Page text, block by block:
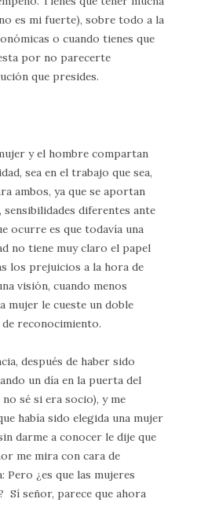
es mi fuerte), sobre todo a la
o cuando tienes que
por no parecerte
que presides.
y el hombre compartan
sea en el trabajo que sea,
ambos, ya que se aportan
diferentes ante
ocurre es que todavía una
no tiene muy claro el papel
los prejuicios a la hora de
visión, cuando menos
mujer le cueste un doble
reconocimiento.
después de haber sido
un día en la puerta del
sé si era socio), y me
había sido elegida una mujer
darme a conocer le dije que
me mira con cara de
¿es que las mujeres
Sí señor, parece que ahora